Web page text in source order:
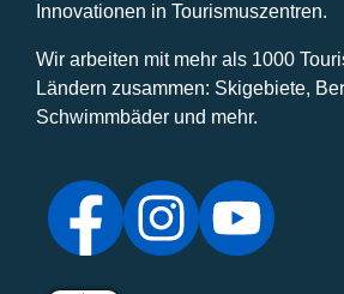
Innovationen in Tourismuszentren.
Wir arbeiten mit mehr als 1000
Ländern zusammen: Skigebiete,
Schwimmbäder und mehr.